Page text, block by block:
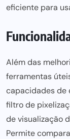
eficiente para
Além das
ferramentas
capacidades de
filtro de
de visualização
Permite